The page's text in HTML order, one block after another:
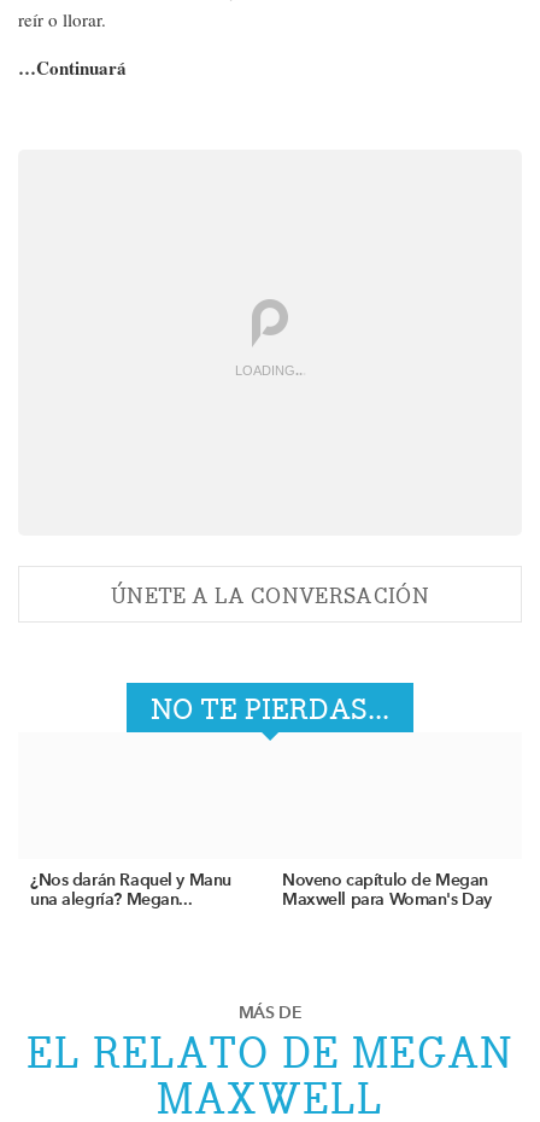
reír o llorar.
…Continuará
LOADING..
ÚNETE A LA CONVERSACIÓN
NO TE PIERDAS...
¿Nos darán Raquel y Manu
una alegría? Megan...
Noveno capítulo de Megan
Maxwell para Woman's Day
MÁS DE
EL RELATO DE MEGAN
MAXWELL